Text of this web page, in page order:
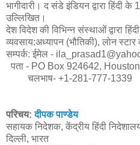
भागीदारी। द संडे इंडियन द्वारा हिंदी के
उल्लिखित।
देश विदेश की विभिन्न संस्थाओं द्वारा
व्यवसाय:अध्यापन (भौतिकी), लोन
सम्पर्क: ईमेल -
पता - PO Box 924642,
चलभाष- +1-281-777-1339
परिचय:दीपक पाण्डेय
सहायक निदेशक, केंद्रीय हिंदी
दिल्ली, भारत